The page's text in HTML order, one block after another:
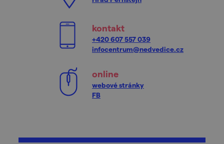
kontakt
+420 607 557 039
infocentrum@nedvedice.cz
online
webové stránky
FB